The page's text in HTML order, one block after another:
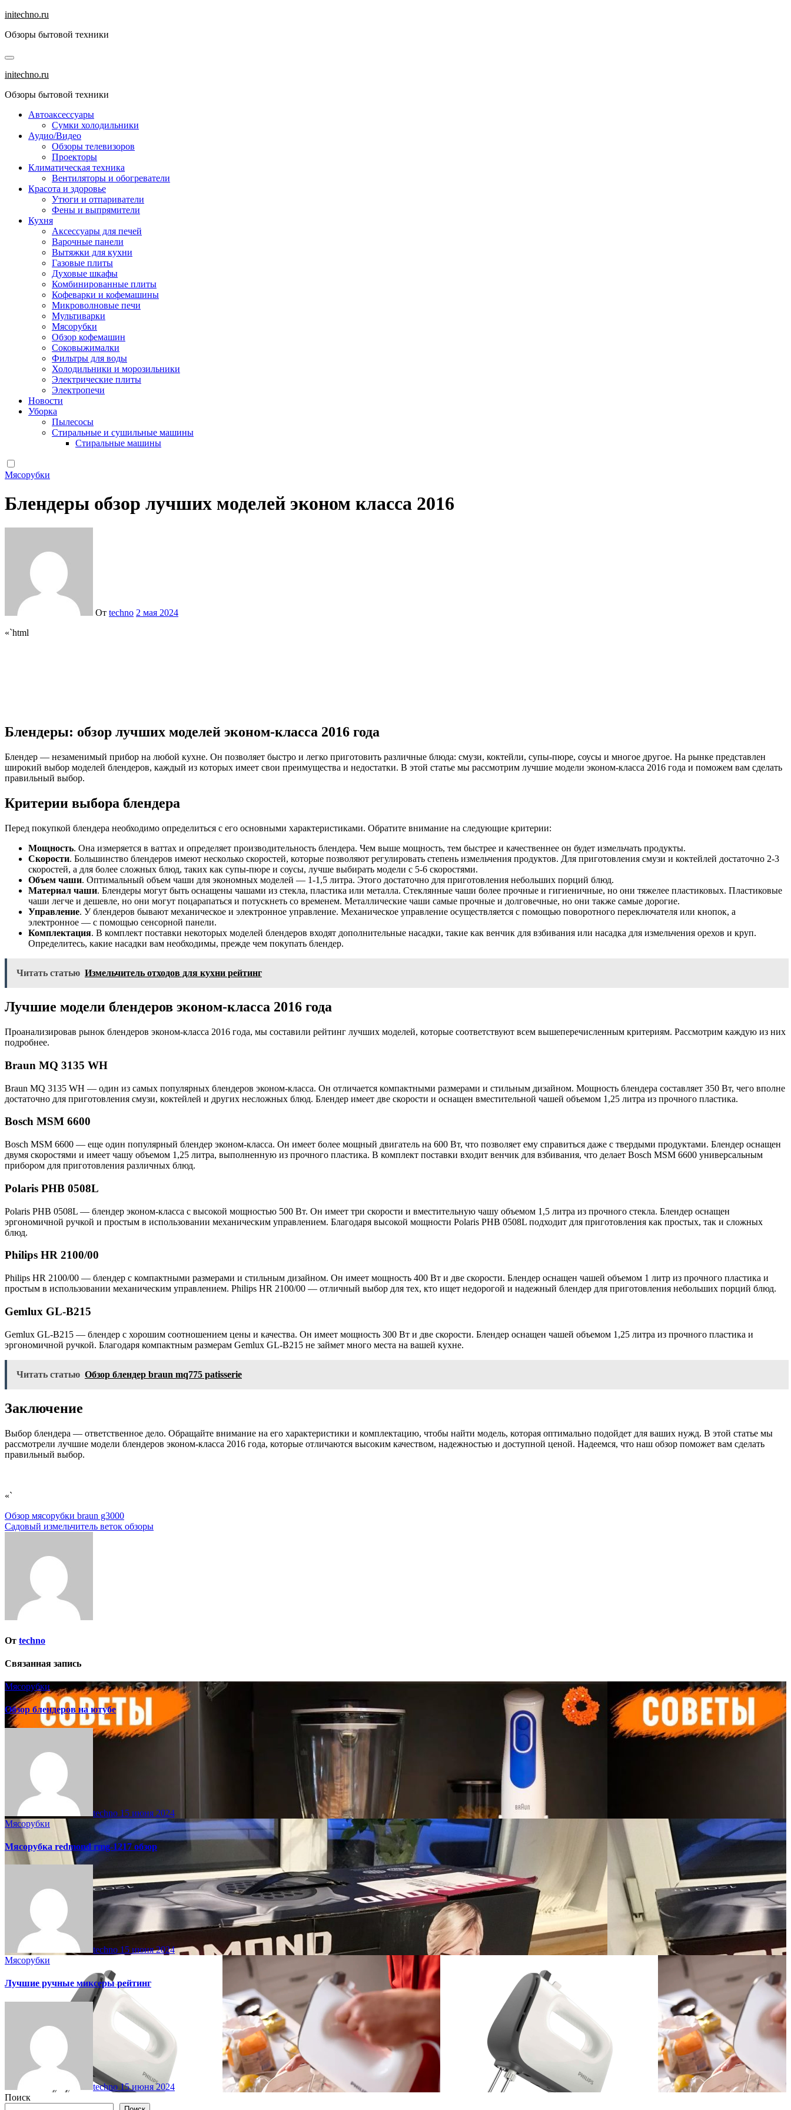
Перейти
содержанию
initechno.ru
Обзоры бытовой техники
initechno.ru
Обзоры бытовой техники
Автоаксессуары
Сумки холодильники
Аудио/Видео
Обзоры телевизоров
Проекторы
Климатическая техника
Вентиляторы и обогреватели
Красота и здоровье
Утюги и отпариватели
Фены и выпрямители
Кухня
Аксессуары для печей
Варочные панели
Вытяжки для кухни
Газовые плиты
Духовые шкафы
Комбинированные плиты
Кофеварки и кофемашины
Микроволновые печи
Мультиварки
Мясорубки
Обзор кофемашин
Соковыжималки
Фильтры для воды
Холодильники и морозильники
Электрические плиты
Электропечи
Новости
Уборка
Пылесосы
Стиральные и сушильные машины
Стиральные машины
Мясорубки
Блендеры обзор лучших моделей эконом класса 2016
От techno 2 мая 2024
«`html
Блендеры: обзор лучших моделей эконом-класса 2016 года
Блендер — незаменимый прибор на любой кухне. Он позволяет быстро и легко приготовить различные блюда: смузи, коктейли, супы-пюре, соусы и многое другое. На рынке представлен
широкий выбор моделей блендеров, каждый из которых имеет свои преимущества и недостатки. В этой статье мы рассмотрим лучшие модели эконом-класса 2016 года и поможем вам сделать
правильный выбор.
Критерии выбора блендера
Перед покупкой блендера необходимо определиться с его основными характеристиками. Обратите внимание на следующие критерии:
Мощность. Она измеряется в ваттах и определяет производительность блендера. Чем выше мощность, тем быстрее и качественнее он будет измельчать продукты.
Скорости. Большинство блендеров имеют несколько скоростей, которые позволяют регулировать степень измельчения продуктов. Для приготовления смузи и коктейлей достаточно 2-3
скоростей, а для более сложных блюд, таких как супы-пюре и соусы, лучше выбирать модели с 5-6 скоростями.
Объем чаши. Оптимальный объем чаши для экономных моделей — 1-1,5 литра. Этого достаточно для приготовления небольших порций блюд.
Материал чаши. Блендеры могут быть оснащены чашами из стекла, пластика или металла. Стеклянные чаши более прочные и гигиеничные, но они тяжелее пластиковых. Пластиковые
чаши легче и дешевле, но они могут поцарапаться и потускнеть со временем. Металлические чаши самые прочные и долговечные, но они также самые дорогие.
Управление. У блендеров бывают механическое и электронное управление. Механическое управление осуществляется с помощью поворотного переключателя или кнопок, а
электронное — с помощью сенсорной панели.
Комплектация. В комплект поставки некоторых моделей блендеров входят дополнительные насадки, такие как венчик для взбивания или насадка для измельчения орехов и круп.
Определитесь, какие насадки вам необходимы, прежде чем покупать блендер.
Читать статью Измельчитель отходов для кухни рейтинг
Лучшие модели блендеров эконом-класса 2016 года
Проанализировав рынок блендеров эконом-класса 2016 года, мы составили рейтинг лучших моделей, которые соответствуют всем вышеперечисленным критериям. Рассмотрим каждую из них
подробнее.
Braun MQ 3135 WH
Braun MQ 3135 WH — один из самых популярных блендеров эконом-класса. Он отличается компактными размерами и стильным дизайном. Мощность блендера составляет 350 Вт, чего вполне
достаточно для приготовления смузи, коктейлей и других несложных блюд. Блендер имеет две скорости и оснащен вместительной чашей объемом 1,25 литра из прочного пластика.
Bosch MSM 6600
Bosch MSM 6600 — еще один популярный блендер эконом-класса. Он имеет более мощный двигатель на 600 Вт, что позволяет ему справиться даже с твердыми продуктами. Блендер оснащен
двумя скоростями и имеет чашу объемом 1,25 литра, выполненную из прочного пластика. В комплект поставки входит венчик для взбивания, что делает Bosch MSM 6600 универсальным
прибором для приготовления различных блюд.
Polaris PHB 0508L
Polaris PHB 0508L — блендер эконом-класса с высокой мощностью 500 Вт. Он имеет три скорости и вместительную чашу объемом 1,5 литра из прочного стекла. Блендер оснащен
эргономичной ручкой и простым в использовании механическим управлением. Благодаря высокой мощности Polaris PHB 0508L подходит для приготовления как простых, так и сложных
блюд.
Philips HR 2100/00
Philips HR 2100/00 — блендер с компактными размерами и стильным дизайном. Он имеет мощность 400 Вт и две скорости. Блендер оснащен чашей объемом 1 литр из прочного пластика и
простым в использовании механическим управлением. Philips HR 2100/00 — отличный выбор для тех, кто ищет недорогой и надежный блендер для приготовления небольших порций блюд.
Gemlux GL-B215
Gemlux GL-B215 — блендер с хорошим соотношением цены и качества. Он имеет мощность 300 Вт и две скорости. Блендер оснащен чашей объемом 1,25 литра из прочного пластика и
эргономичной ручкой. Благодаря компактным размерам Gemlux GL-B215 не займет много места на вашей кухне.
Читать статью Обзор блендер braun mq775 patisserie
Заключение
Выбор блендера — ответственное дело. Обращайте внимание на его характеристики и комплектацию, чтобы найти модель, которая оптимально подойдет для ваших нужд. В этой статье мы
рассмотрели лучшие модели блендеров эконом-класса 2016 года, которые отличаются высоким качеством, надежностью и доступной ценой. Надеемся, что наш обзор поможет вам сделать
правильный выбор.
«`
Навигация
по
Обзор мясорубки braun g3000
Садовый измельчитель веток обзоры
От techno
Связанная запись
Мясорубки
Обзор блендеров на ютубе
techno 15 июня 2024
Мясорубки
Мясорубка redmond rmg-1217 обзор
techno 15 июня 2024
Мясорубки
Лучшие ручные миксеры рейтинг
techno 15 июня 2024
Поиск